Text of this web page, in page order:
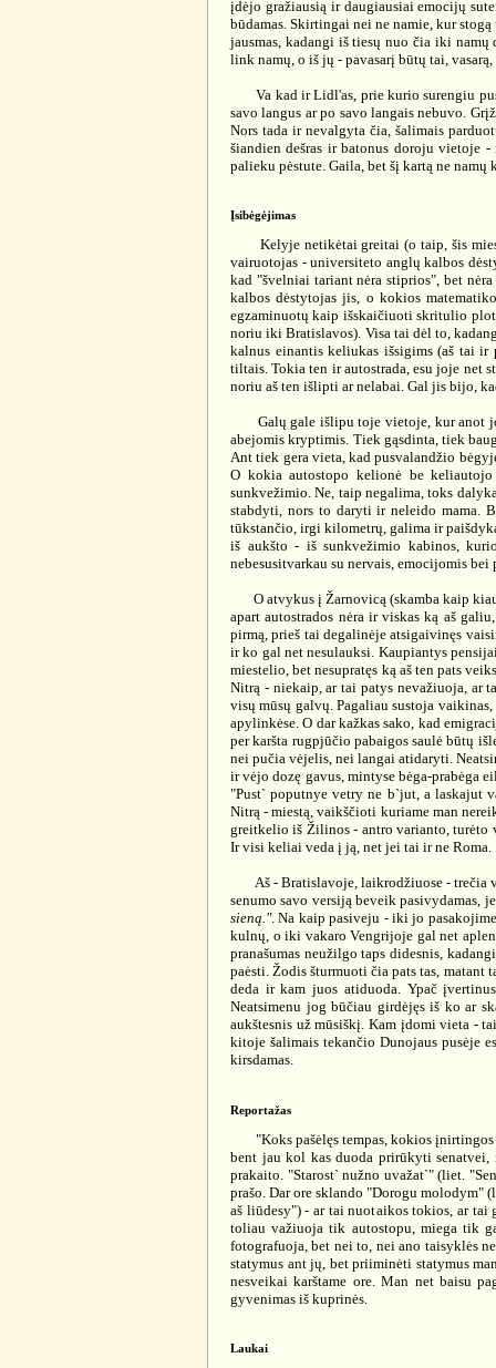
įdėjo gražiausią ir daugiausiai emocijų
būdamas. Skirtingai nei ne namie, kur
jausmas, kadangi iš tiesų nuo čia iki
link namų, o iš jų - pavasarį būtų tai,
Va kad ir Lidl'as, prie kurio surengiu
savo langus ar po savo langais nebuvo.
Nors tada ir nevalgyta čia, šalimais
šiandien dešras ir batonus doroju vietoje
palieku pėstute. Gaila, bet šį kartą ne
Įsibėgėjimas
Kelyje netikėtai greitai (o taip, šis
vairuotojas - universiteto anglų kalbos
kad "švelniai tariant nėra stiprios", bet
kalbos dėstytojas jis, o kokios
egzaminuotų kaip išskaičiuoti skritulio
noriu iki Bratislavos). Visa tai dėl to,
kalnus einantis keliukas išsigims (aš tai ir
tiltais. Tokia ten ir autostrada, esu joje net
noriu aš ten išlipti ar nelabai. Gal jis bijo,
Galų gale išlipu toje vietoje, kur anot jo
abejomis kryptimis. Tiek gąsdinta, tiek
Ant tiek gera vieta, kad pusvalandžio
O kokia autostopo kelionė be
sunkvežimio. Ne, taip negalima, toks
stabdyti, nors to daryti ir neleido mama.
tūkstančio, irgi kilometrų, galima ir
iš aukšto - iš sunkvežimio kabinos,
nebesusitvarkau su nervais, emocijomis
O atvykus į Žarnovicą (skamba kaip
apart autostrados nėra ir viskas ką aš
pirmą, prieš tai degalinėje atsigaivinęs
ir ko gal net nesulauksi. Kaupiantys
miestelio, bet nesupratęs ką aš ten pats
Nitrą - niekaip, ar tai patys nevažiuoja, ar
visų mūsų galvų. Pagaliau sustoja
apylinkėse. O dar kažkas sako, kad
per karšta rugpjūčio pabaigos saulė būtų
nei pučia vėjelis, nei langai atidaryti.
ir vėjo dozę gavus, mintyse bėga-prabėga
"Pust` poputnye vetry ne b`jut, a laskajut
Nitrą - miestą, vaikščioti kuriame man
greitkelio iš Žilinos - antro varianto, turėto
Ir visi keliai veda į ją, net jei tai ir ne Roma.
Aš - Bratislavoje, laikrodžiuose - trečia
senumo savo versiją beveik
sieną.". Na kaip pasiveju - iki jo
kulnų, o iki vakaro Vengrijoje gal net
pranašumas neužilgo taps didesnis,
paėsti. Žodis šturmuoti čia pats tas,
deda ir kam juos atiduoda. Ypač
Neatsimenu jog būčiau girdėjęs iš ko ar
aukštesnis už mūsiškį. Kam įdomi vieta -
kitoje šalimais tekančio Dunojaus pusėje
kirsdamas.
Reportažas
"Koks pašėlęs tempas, kokios įnirtingos
bent jau kol kas duoda prirūkyti
prakaito. "Starost` nužno uvažat`" (liet.
prašo. Dar ore sklando "Dorogu
aš liūdesy") - ar tai nuotaikos tokios, ar
toliau važiuoja tik autostopu, miega tik
fotografuoja, bet nei to, nei ano taisyklės
statymus ant jų, bet priiminėti statymus
nesveikai karštame ore. Man net baisu
gyvenimas iš kuprinės.
Laukai